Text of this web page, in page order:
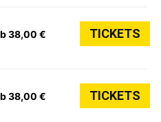
38,00 € TICKETS
38,00 € TICKETS